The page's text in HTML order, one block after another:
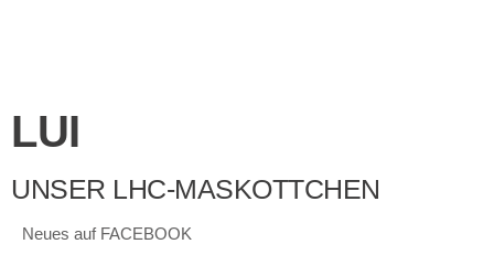
LUI
UNSER LHC-MASKOTTCHEN
Neues auf FACEBOOK